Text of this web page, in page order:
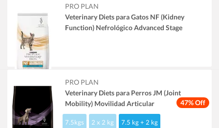
PRO PLAN
Veterinary Diets para Gatos NF (Kidney
Function) Nefrológico Advanced Stage
47% Off
PRO PLAN
Veterinary Diets para Perros JM (Joint
Mobility) Movilidad Articular
7.5kgs 2 x 2 kg 7.5 kg + 2 kg